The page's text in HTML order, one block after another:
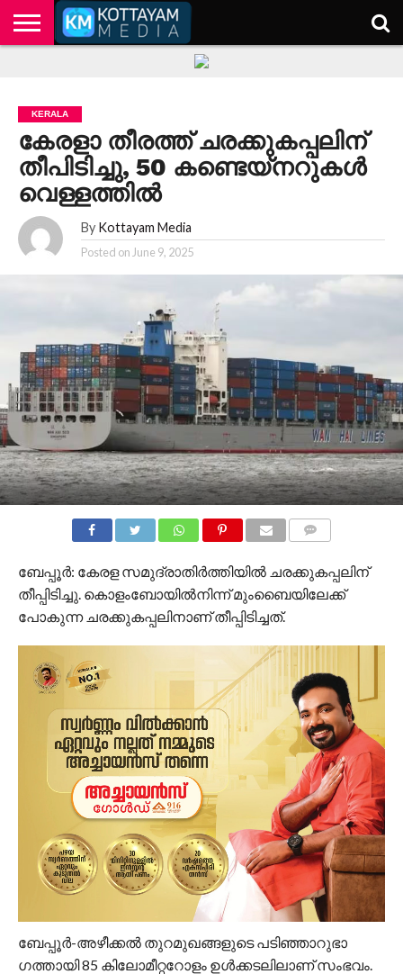
KERALA
കേരളാ തീരത്ത് ചരക്കുകപ്പലിന്
തീപിടിച്ചു, 50 കണ്ടെയ്‌നറുകള്‍
വെള്ളത്തില്‍
By Kottayam Media
Posted on June 9, 2025
ബേപ്പൂർ: കേരള സമുദ്രാതിര്‍ത്തിയില്‍ ചരക്കുകപ്പലിന്
തീപ്പിടിച്ചു. കൊളംബോയില്‍നിന്ന് മുംബൈയിലേക്ക്
പോകുന്ന ചരക്കുകപ്പലിനാണ് തീപ്പിടിച്ചത്.
ബേപ്പൂര്‍-അഴീക്കല്‍ തുറമുഖങ്ങളുടെ പടിഞ്ഞാറുഭാ​
ഗത്തായി 85 കിലോമീറ്ററോളം ഉള്‍ക്കടലിലാണ് സംഭവം.